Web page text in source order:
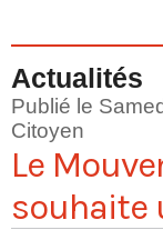
Actualités
Publié le
Citoyen
Le
souhaite